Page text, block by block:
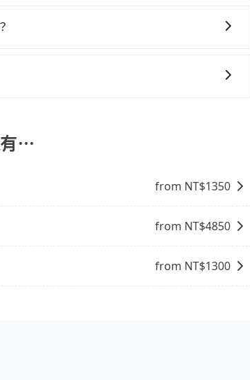
資，不用擔心被額外收費，所以相對55688和
應商執行接送任務的，較無法直接控制車輛及
車程約20分鐘。抵達高鐵站後，步行進站、
12分）的高鐵從桃園站前往板橋高鐵站，每人
乘之平均每人花費為230元。但如果全程使用
在還不馬上來預約tripool！如果你是三人以下
通費用。
有⋯
from NT$1350
from NT$4850
from NT$1300